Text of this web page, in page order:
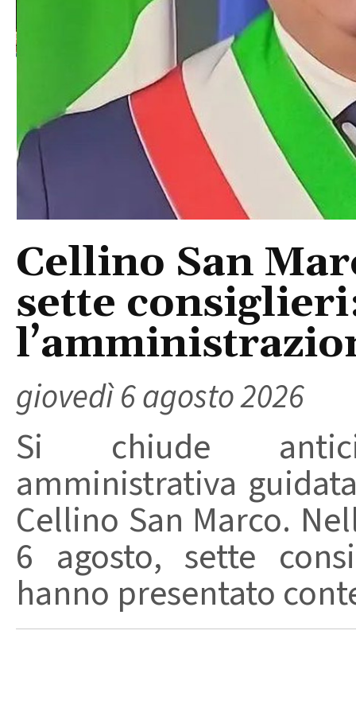
Cellino San
sette
giovedì 6 agosto 2026
Si chiude
amministrativa
Cellino San Marco.
6 agosto, sette
hanno presentato